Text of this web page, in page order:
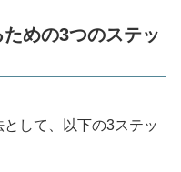
めの3つのステッ
して、以下の3ステッ